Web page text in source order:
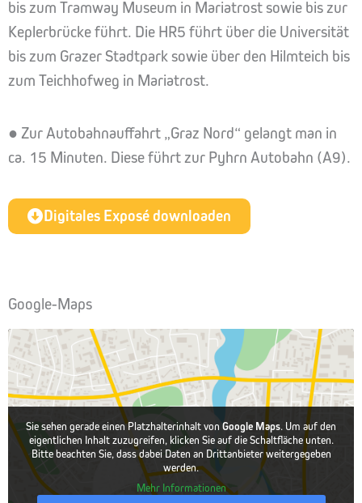
bis zum Tramway Museum in Mariatrost sowie bis zur
Keplerbrücke führt. Die HR5 führt über die Universität
bis zum Grazer Stadtpark sowie über den Hilmteich bis
zum Teichhofweg in Mariatrost.
● Zur Autobahnauffahrt „Graz Nord“ gelangt man in
ca. 15 Minuten. Diese führt zur Pyhrn Autobahn (A9).
Digitales Exposé downloaden
Google-Maps
Sie sehen gerade einen Platzhalterinhalt vonGoogle Maps. Um auf den
eigentlichen Inhalt zuzugreifen, klicken Sie auf die Schaltfläche unten.
Bitte beachten Sie, dass dabei Daten an Drittanbieter weitergegeben
werden.
Mehr Informationen